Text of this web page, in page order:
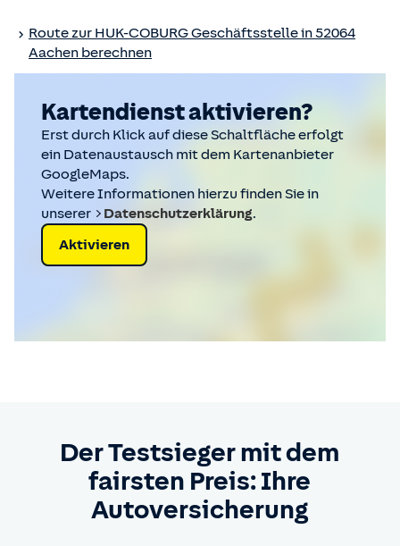
Route zur HUK-COBURGGeschäftsstelle in 52064
Aachen berechnen
Kartendienst aktivieren?
Erst durch Klick auf diese Schaltfläche erfolgt
ein Datenaustausch mit dem Kartenanbieter
GoogleMaps.
Weitere Informationen hierzu finden Sie in
unserer
Datenschutzerklärung.
Aktivieren
Der Testsieger mit dem
fairsten Preis: Ihre
Autoversicherung